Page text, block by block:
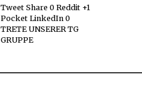
Tweet Share 0 Reddit +1
Pocket LinkedIn 0
TRETE UNSERER TG
GRUPPE